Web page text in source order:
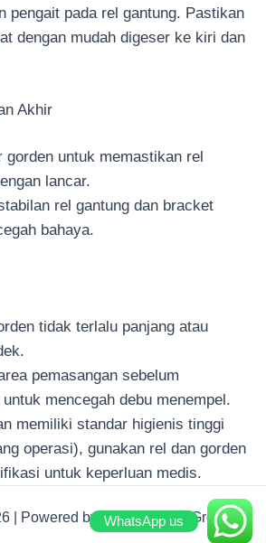
pengait pada rel gantung. Pastikan
dengan mudah digeser ke kiri dan
Akhir
gorden untuk memastikan rel
lancar.
rel gantung dan bracket
bahaya.
tidak terlalu panjang atau
pemasangan sebelum
mencegah debu menempel.
memiliki standar higienis tinggi
operasi), gunakan rel dan gorden
untuk keperluan medis.
| Powered by Deden Decor Group
WhatsApp us